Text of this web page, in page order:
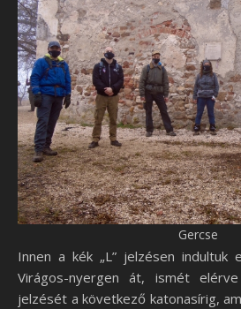
Gercse
Innen a kék „L” jelzésen indultuk
Virágos-nyergen át, ismét
jelzését a következő katonasírig,